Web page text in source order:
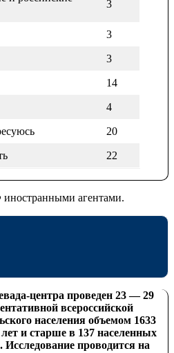
3
3
3
14
4
20
22
агентами.
центра проведен 23 — 29
всероссийской
населения объемом 1633
лет и старше в 137 населенных
проводится на